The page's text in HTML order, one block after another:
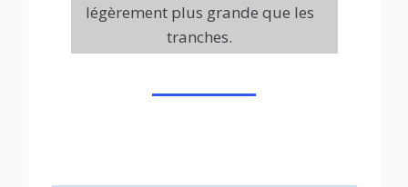
légèrement plus grande que les
tranches.